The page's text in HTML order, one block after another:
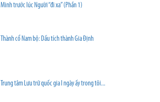
Minh trước lúc Người “đi xa” (Phần 1)
Thành cổ Nam bộ: Dấu tích thành Gia Định
Trung tâm Lưu trữ quốc gia I ngày ấy trong tôi...